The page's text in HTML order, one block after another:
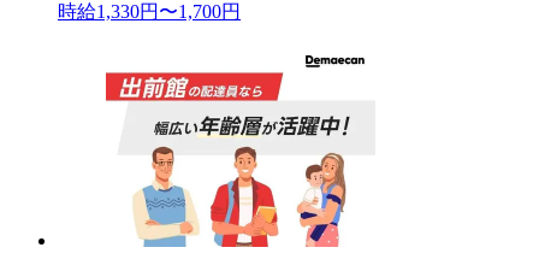
時給1,330円〜1,700円